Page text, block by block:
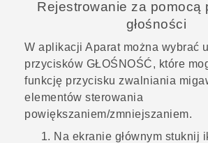
Rejestrowanie za pomocą
głośności
W aplikacji Aparatmożna wybrać
przycisków GŁOŚNOŚĆ, które
funkcję przycisku zwalniania
elementów sterowania
powiększaniem/zmniejszaniem.
Na ekranie głównym stuknij